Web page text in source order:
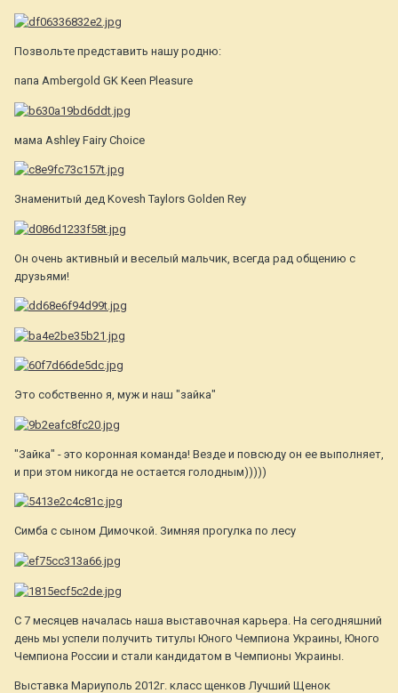
Позвольте представить нашу родню:
папа Ambergold GK Keen Pleasure
мама Ashley Fairy Choice
Знаменитый дед Kovesh Taylors Golden Rey
Он очень активный и веселый мальчик, всегда рад общению с
друзьями!
Это собственно я, муж и наш "зайка"
"Зайка" - это коронная команда! Везде и повсюду он ее выполняет,
и при этом никогда не остается голодным)))))
Симба с сыном Димочкой. Зимняя прогулка по лесу
С 7 месяцев началась наша выставочная карьера. На сегодняшний
день мы успели получить титулы Юного Чемпиона Украины, Юного
Чемпиона России и стали кандидатом в Чемпионы Украины.
Выставка Мариуполь 2012г. класс щенков Лучший Щенок